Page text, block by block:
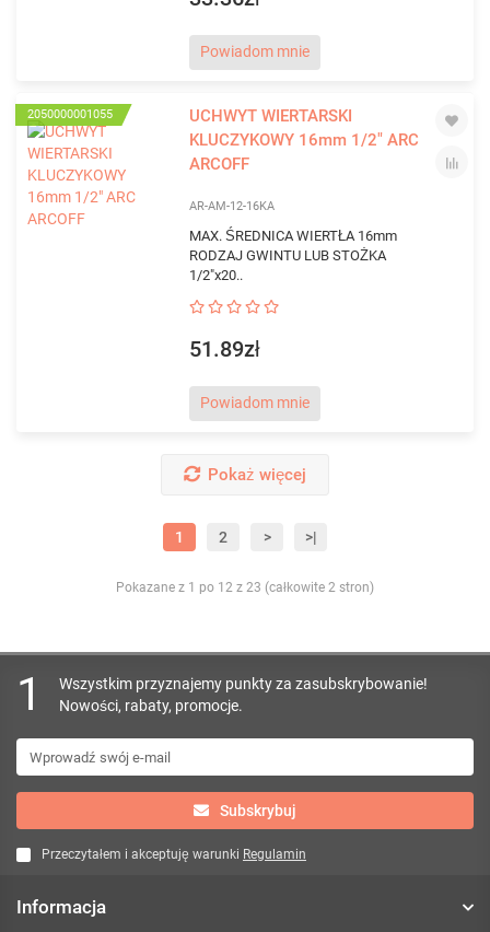
Powiadom mnie
2050000001055
UCHWYT WIERTARSKI
KLUCZYKOWY 16mm 1/2" ARC
ARCOFF
AR-AM-12-16KA
MAX. ŚREDNICA WIERTŁA 16mm
RODZAJ GWINTU LUB STOŻKA
1/2"x20..
51.89zł
Powiadom mnie
Pokaż więcej
1 2 > >|
Pokazane z 1 po 12 z 23 (całkowite 2 stron)
1
Wszystkim przyznajemy punkty za zasubskrybowanie!
Nowości, rabaty, promocje.
Subskrybuj
Przeczytałem i akceptuję warunki Regulamin
Informacja